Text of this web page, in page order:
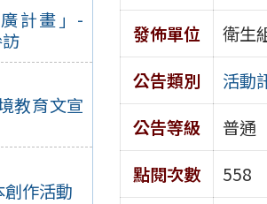
廣計畫」-
教育文宣
作活動
發佈單位
衛生
公告類別
活動
公告等級
普通
點閱次數
558